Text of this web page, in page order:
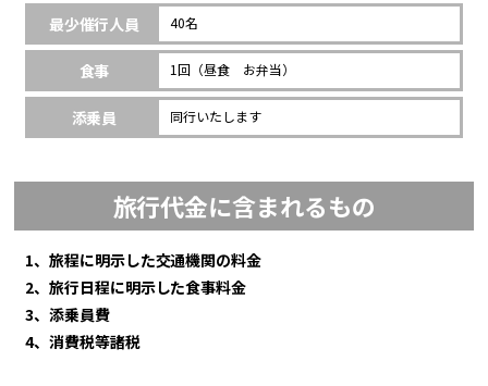
最少催行人員 40名
食事 1回（昼食 お弁当）
添乗員 同行いたします
旅行代金に含まれるもの
1、旅程に明示した交通機関の料金
2、旅行日程に明示した食事料金
3、添乗員費
4、消費税等諸税